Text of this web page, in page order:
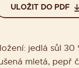
ULOŽIT DO PDF
jedlá sůl 30
mletá, pepř